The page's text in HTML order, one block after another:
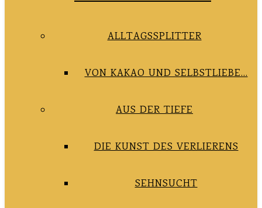
ALLTAGSSPLITTER
VON KAKAO UND SELBSTLIEBE…
AUS DER TIEFE
DIE KUNST DES VERLIERENS
SEHNSUCHT